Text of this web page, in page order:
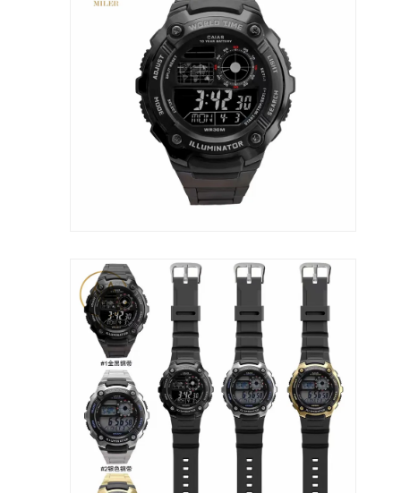
جولة في المصنع
الحالات
مدونة
ساعة يد كوارتز
ساعة كوارتز بحزام جلدي
ساعة من الفولاذ المقاوم للصدأ